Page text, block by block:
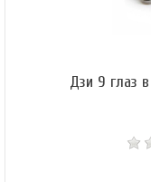
Дзи 9 глаз